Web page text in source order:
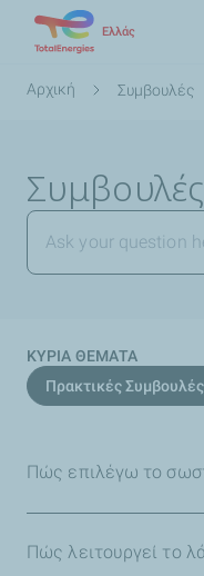
Ελλάς
Breadcrumb
Αρχική Συμβουλές
Συμβουλές
ΚΥΡΙΑ ΘΕΜΑΤΑ
Πρακτικές Συμβουλές
Πώς επιλέγω το
Πώς λειτουργεί το